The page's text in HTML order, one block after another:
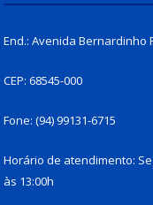
End.: Avenida Bernardinho
CEP: 68545-000
Fone: (94) 99131-6715
Horário de atendimento:
às 13:00h